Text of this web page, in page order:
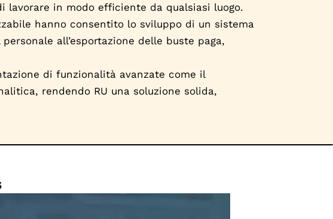
lavorare in modo efficiente da qualsiasi luogo.
hanno consentito lo sviluppo di un sistema
all’esportazione delle buste paga,
di funzionalità avanzate come il
rendendo RU una soluzione solida,